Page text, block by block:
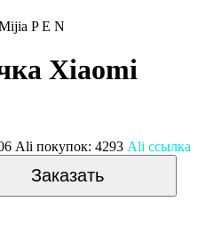
P E N
Xiaomi
Ali покупок: 4293 Ali ссылка
Заказать